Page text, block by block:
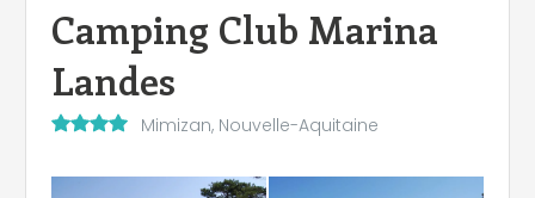
Camping Club Marina
Landes
Mimizan, Nouvelle-Aquitaine